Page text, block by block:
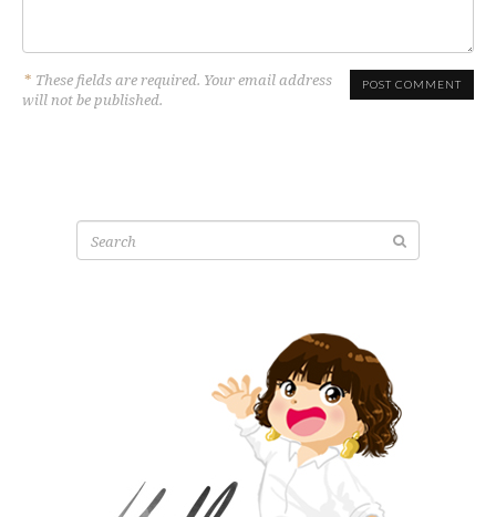
* These fields are required. Your email address
will not be published.
Search
for: